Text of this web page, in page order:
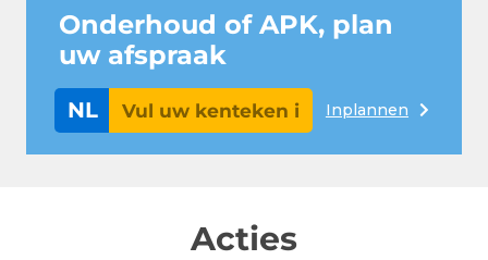
Onderhoud of APK, plan
uw afspraak
NL Inplannen
Acties